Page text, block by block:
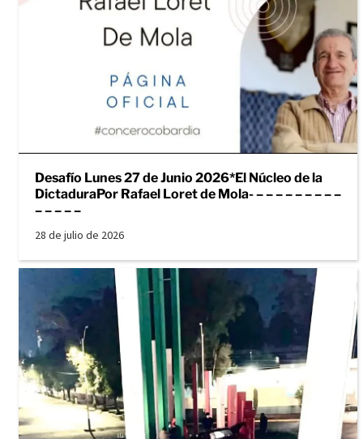
Desafío Lunes 27 de Junio 2026*El Núcleo de la
DictaduraPor Rafael Loret de Mola- – – – – – – – – –
– – – – –
28 de julio de 2026